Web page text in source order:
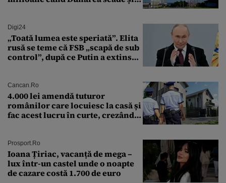
Digi24
„Toată lumea este speriată”. Elita
rusă se teme că FSB „scapă de sub
control”, după ce Putin a extins
Cancan.ro
4.000 lei amendă tuturor
românilor care locuiesc la casă și
fac acest lucru în curte, crezând
Prosport.ro
Ioana Țiriac, vacanță de mega –
lux într-un castel unde o noapte
de cazare costă 1.700 de euro